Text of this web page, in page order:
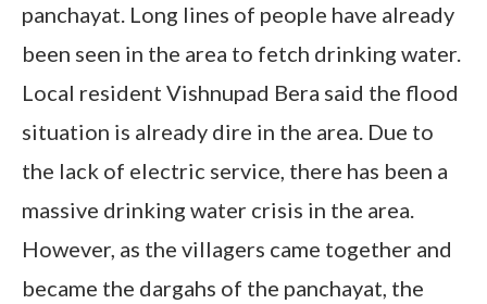
panchayat. Long lines of people have already
been seen in the area to fetch drinking water.
Local resident Vishnupad Bera said the flood
situation is already dire in the area. Due to
the lack of electric service, there has been a
massive drinking water crisis in the area.
However, as the villagers came together and
became the dargahs of the panchayat, the